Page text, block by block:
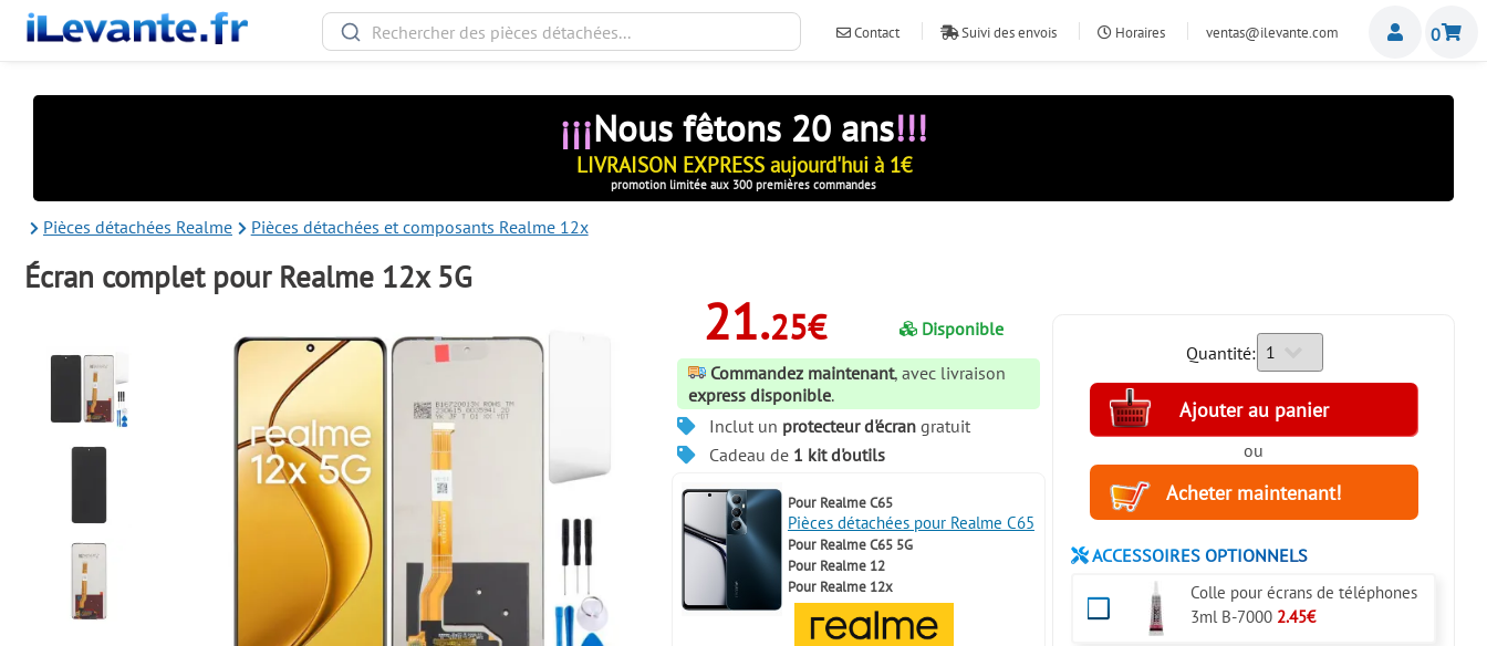
Contact Suivi des envois Horaires ventas@ilevante.com 0
¡¡¡Nous fêtons 20 ans!!!
LIVRAISON EXPRESS aujourd'hui à 1€
promotion limitée aux 300 premières commandes
Pièces détachées Realme Pièces détachées et composants Realme 12x
Écran complet pour Realme 12x 5G
21.25€
Disponible
Commandez maintenant, avec livraison
express disponible.
Inclut un protecteur d'écrangratuit
Cadeau de 1 kit d'outils
Pour Realme C65
Pièces détachées pour Realme C65
Pour Realme C65 5G
Pour Realme 12
Pour Realme 12x
Quantité:
ou
ACCESSOIRES OPTIONNELS
Colle pour écrans de téléphones
3ml B-7000 2.45€